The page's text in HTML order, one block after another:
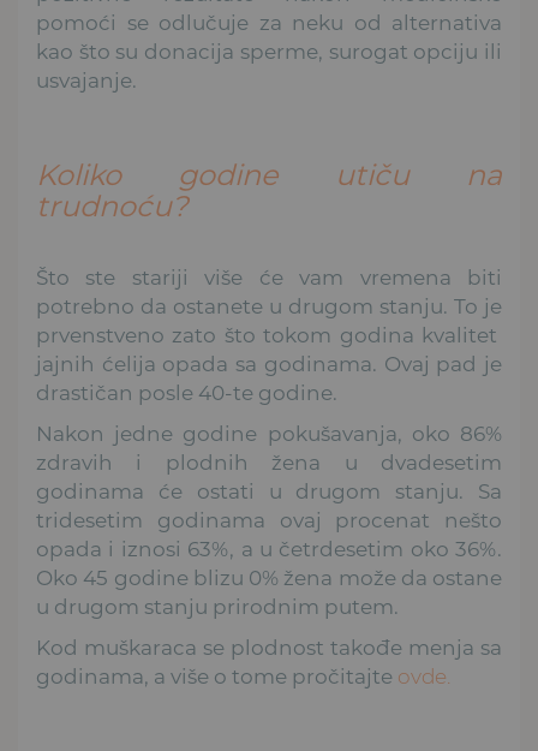
pomoći se odlučuje za neku od alternativa
kao što su donacija sperme, surogat opciju ili
usvajanje.
Koliko godine utiču na
trudnoću?
Što ste stariji više će vam vremena biti
potrebno da ostanete u drugom stanju. To je
prvenstveno zato što tokom godina kvalitet
jajnih ćelija opada sa godinama. Ovaj pad je
drastičan posle 40-te godine.
Nakon jedne godine pokušavanja, oko 86%
zdravih i plodnih žena u dvadesetim
godinama će ostati u drugom stanju. Sa
tridesetim godinama ovaj procenat nešto
opada i iznosi 63%, a u četrdesetim oko 36%.
Oko 45 godine blizu 0% žena može da ostane
u drugom stanju prirodnim putem.
Kod muškaraca se plodnost takođe menja sa
godinama, a više o tome pročitajte ovde.